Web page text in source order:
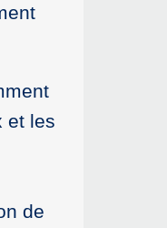
et les
de